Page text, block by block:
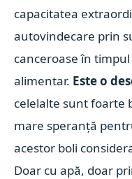
capacitatea
autovindecare prin
canceroase în
alimentar. Este o
celelalte sunt foarte
mare speranță
acestor boli
Doar cu apă, doar